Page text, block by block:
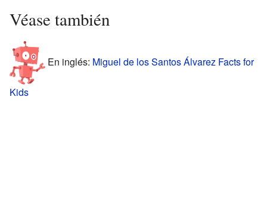
Véase también
En inglés: Miguel de los Santos Álvarez Facts for
Kids